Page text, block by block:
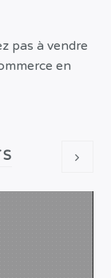
pas à vendre
en